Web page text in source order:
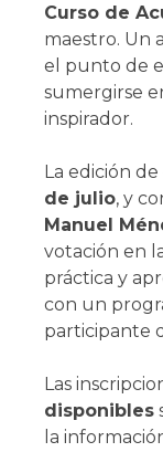
Curso de
maestro. Un
el punto de
sumergirse
inspirador.
La edición
de julio, y
Manuel
votación en
práctica y
con un
participante
Las
disponibles
la